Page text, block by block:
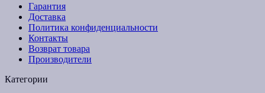
Гарантия
Доставка
Политика конфиденциальности
Контакты
Возврат товара
Производители
Категории